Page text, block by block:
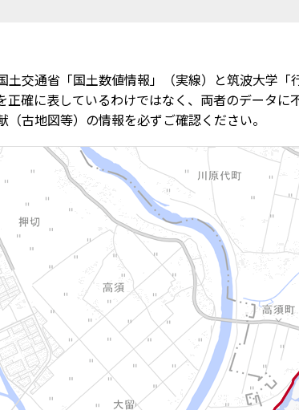
土交通省「国土数値情報」（実線）と筑波大学
確に表しているわけではなく、両者のデータ
古地図等）の情報を必ずご確認ください。